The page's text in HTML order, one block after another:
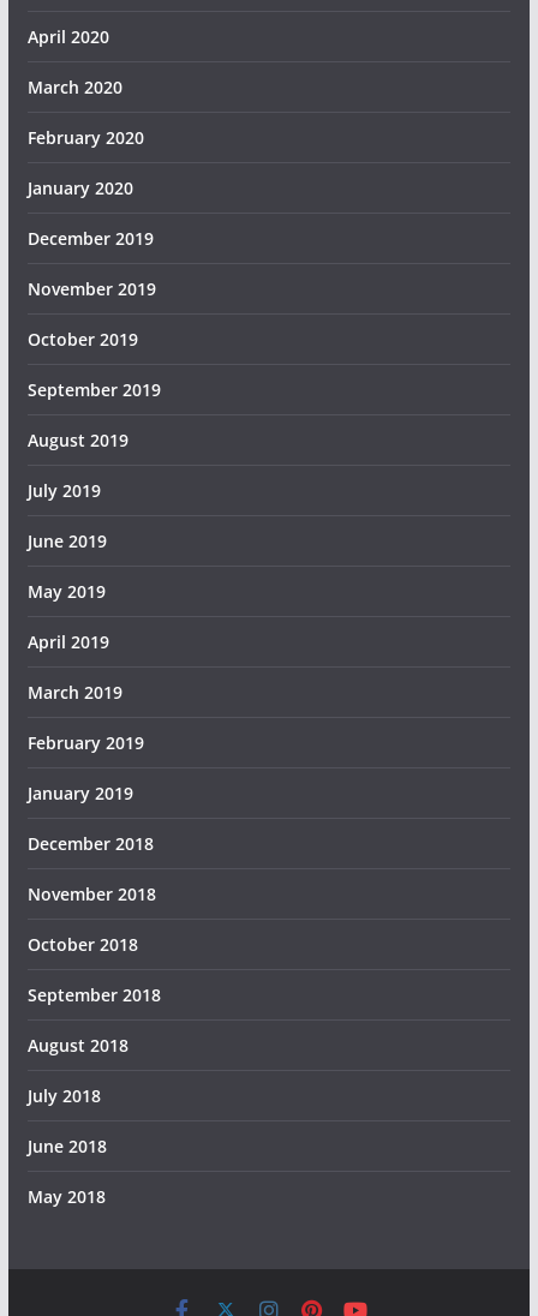
April 2020
March 2020
February 2020
January 2020
December 2019
November 2019
October 2019
September 2019
August 2019
July 2019
June 2019
May 2019
April 2019
March 2019
February 2019
January 2019
December 2018
November 2018
October 2018
September 2018
August 2018
July 2018
June 2018
May 2018